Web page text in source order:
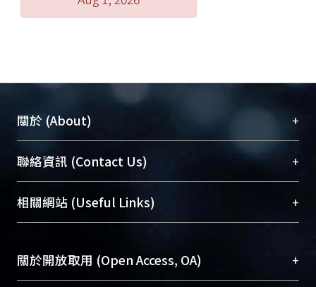
關於 (About) +
臺大位居世界頂尖大學之列，為永久珍藏及向國際
展現本校豐碩的研究成果及學術能量，圖書館整合
機構典藏（NTUR）與學術庫（AH）不同功能平
台，成為臺大學術典藏NTU scholars。期能整合研
成果。
To permanently archive and promote researcher
聯絡資訊 (Contact Us) +
總館學科館員(Main Library)
醫學圖書館學科館員(Medical Library)
Sciences Library)
相關網站 (Useful Links) +
關於開放取用 (Open Access, OA) +